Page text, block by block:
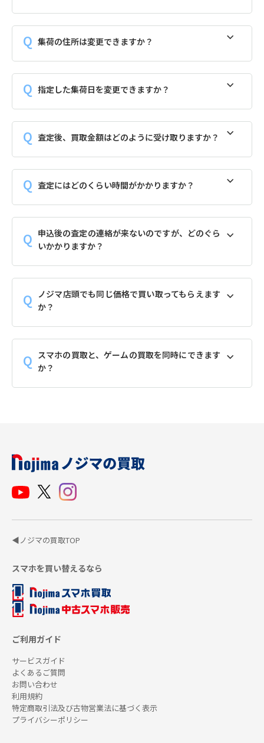
集荷の住所は変更できますか？
指定した集荷日を変更できますか？
査定後、買取金額はどのように受け取りますか？
査定にはどのくらい時間がかかりますか？
申込後の査定の連絡が来ないのですが、どのぐら
いかかりますか？
ノジマ店頭でも同じ価格で買い取ってもらえます
か？
スマホの買取と、ゲームの買取を同時にできます
か？
◀ノジマの買取TOP
スマホを買い替えるなら
ご利用ガイド
サービスガイド
よくあるご質問
お問い合わせ
利用規約
特定商取引法及び古物営業法に基づく表示
プライバシーポリシー